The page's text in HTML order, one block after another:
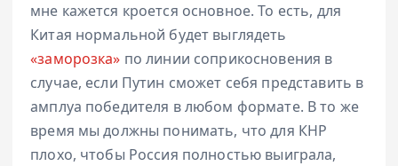
мне кажется кроется основное. То есть, для
Китая нормальной будет выглядеть
«заморозка» по линии соприкосновения в
случае, если Путин сможет себя представить в
амплуа победителя в любом формате. В то же
время мы должны понимать, что для КНР
плохо, чтобы Россия полностью выиграла,